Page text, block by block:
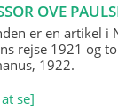
OVE
er en artikel i
rejse 1921 og
1922.
se]